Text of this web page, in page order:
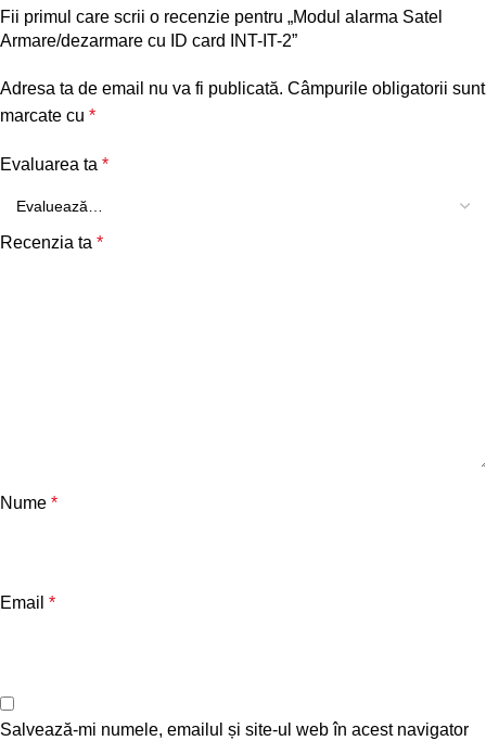
Fii primul care scrii o recenzie pentru „Modul alarma Satel
Armare/dezarmare cu ID card INT-IT-2”
Adresa ta de email nu va fi publicată. Câmpurile obligatorii sunt
marcate cu *
Evaluarea ta *
Recenzia ta *
Nume *
Email *
Salvează-mi numele, emailul și site-ul web în acest navigator